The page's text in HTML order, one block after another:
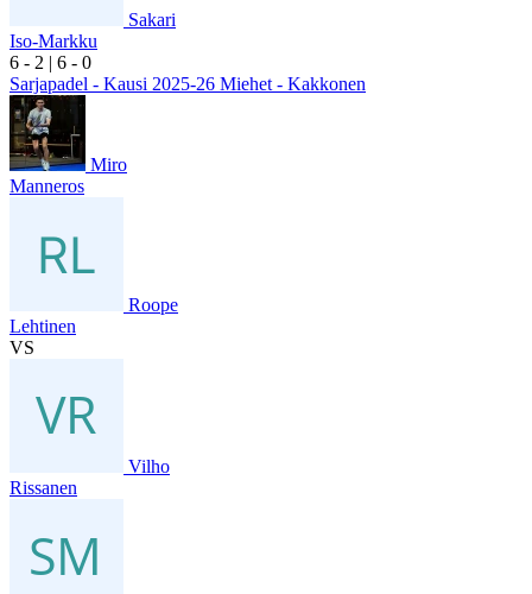
Sakari
Iso-Markku
6 - 2 | 6 - 0
Sarjapadel - Kausi 2025-26 Miehet - Kakkonen
Miro
Manneros
Roope
Lehtinen
VS
Vilho
Rissanen